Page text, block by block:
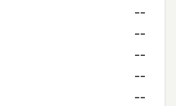
--
--
--
--
--